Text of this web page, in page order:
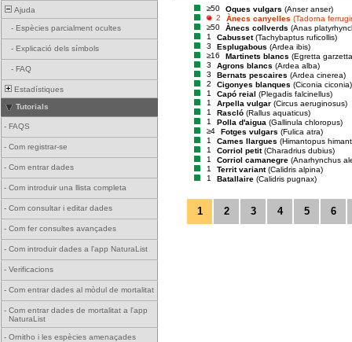
Ajuda
- Espècies parcialment ocultes
- Explicació dels símbols
- FAQ
Estadístiques
Tutorials
- FAQS
- Com registrar-se
- Com entrar dades
- Com introduir una llista completa
- Com consultar i editar dades
- Com fer consultes avançades
- Com introduir dades a l'app NaturaList
- Verificacions
- Com entrar dades al mòdul de mortalitat
- Com entrar dades de mortalitat a l'app
NaturaList
- Ornitho i les espècies amenaçades
≥50
Oques vulgars (Anser anser)
2
Ànecs canyelles (Tadorna
≥50
Ànecs collverds (Anas
1
Cabusset (Tachybaptus ruficollis)
3
Esplugabous (Ardea ibis)
≥16
Martinets blancs (Egretta
3
Agrons blancs (Ardea alba)
3
Bernats pescaires (Ardea cinerea)
2
Cigonyes blanques (Ciconia ciconia)
1
Capó reial (Plegadis falcinellus)
1
Arpella vulgar (Circus aeruginosus)
1
Rascló (Rallus aquaticus)
1
Polla d'aigua (Gallinula chloropus)
≥4
Fotges vulgars (Fulica atra)
1
Cames llargues (Himantopus
1
Corriol petit (Charadrius dubius)
1
Corriol camanegre (Anarhynchus
1
Territ variant (Calidris alpina)
1
Batallaire (Calidris pugnax)
1 2 3 4 5 6